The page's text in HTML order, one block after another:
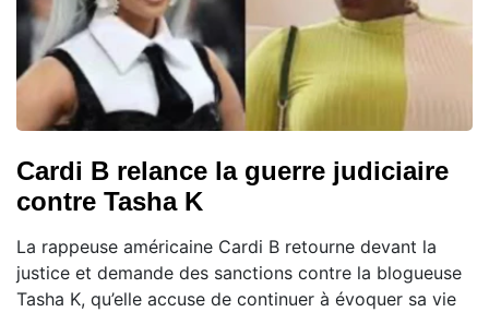
Cardi B relance la guerre judiciaire
contre Tasha K
La rappeuse américaine Cardi B retourne devant la
justice et demande des sanctions contre la blogueuse
Tasha K, qu’elle accuse de continuer à évoquer sa vie